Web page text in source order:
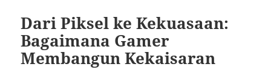
Dari Piksel ke Kekuasaan:
Bagaimana Gamer
Membangun Kekaisaran